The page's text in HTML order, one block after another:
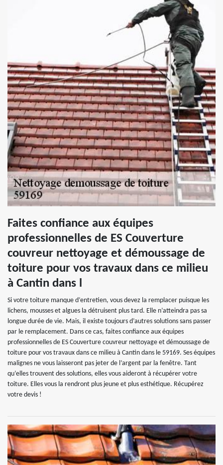
Faites confiance aux équipes
professionnelles de ES Couverture
couvreur nettoyage et démoussage de
toiture pour vos travaux dans ce milieu
à Cantin dans l
Si votre toiture manque d’entretien, vous devez la remplacer puisque les
lichens, mousses et algues la détruisent plus tard. Elle n’atteindra pas sa
longue durée de vie. Mais, il existe toujours d’autres solutions sans passer
par le remplacement. Dans ce cas, faites confiance aux équipes
professionnelles de ES Couverture couvreur nettoyage et démoussage de
toiture pour vos travaux dans ce milieu à Cantin dans le 59169. Ses équipes
malignes ne vous laisseront pas jeter de l’argent par la fenêtre. Tant
qu’elles trouvent des solutions, elles vous aideront à récupérer votre
toiture. Elles vous la rendront plus jeune et plus esthétique. Récupérez
votre devis !